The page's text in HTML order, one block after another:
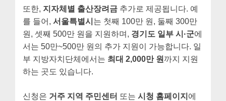
또한, 지자체별 출산장려금 추가로 제공됩니다. 예
를 들어, 서울특별시 는 첫째 100만 원, 둘째 300만
원, 셋째 500만 원을 지원하며, 경기도 일부 시·군에
서는 50만~500만 원의 추가 지원이 가능합니다. 일
부 지방자치단체에서는 최대 2,000만 원 까지 지원
하는 곳도 있습니다.
신청은 거주 지역 주민센터 또는 시청 홈페이지 에